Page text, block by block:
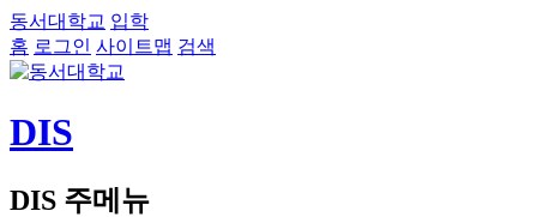
동서대학교 입학
홈 로그인 사이트맵 검색
DIS
DIS 주메뉴